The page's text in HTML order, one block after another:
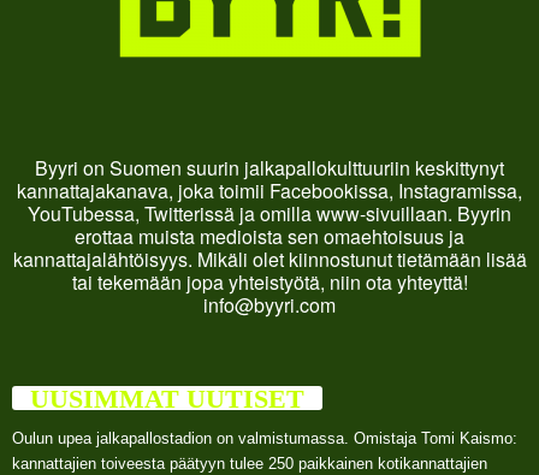
Byyri on Suomen suurin jalkapallokulttuuriin keskittynyt
kannattajakanava, joka toimii Facebookissa, Instagramissa,
YouTubessa, Twitterissä ja omilla www-sivuillaan. Byyrin
erottaa muista medioista sen omaehtoisuus ja
kannattajalähtöisyys. Mikäli olet kiinnostunut tietämään lisää
tai tekemään jopa yhteistyötä, niin ota yhteyttä!
info@byyri.com
UUSIMMAT UUTISET
Oulun upea jalkapallostadion on valmistumassa. Omistaja Tomi Kaismo:
kannattajien toiveesta päätyyn tulee 250 paikkainen kotikannattajien